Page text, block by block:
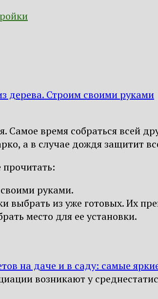
дерева. Строим своими руками
Самое время собраться всей
а в случае дождя защитит
руками.
выбрать из уже готовых. Их
место для ее установки.
на даче и в саду: самые
возникают у